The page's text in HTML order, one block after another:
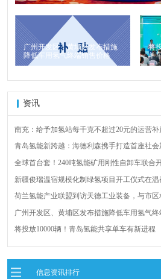
广州开发区、黄埔区发布措施
降低车用氢气终端销售价格
将
单
资讯
南充：给予加氢站每千克不超过20元的运营
性补助
青岛氢能新跨越：海德利森携手打造首座社
全球首台套！240吨氢能矿用刚性自卸车联合
新疆俊瑞温宿规模化制绿氢项目开工仪式在
荷兰氢能产业联盟到访天德工业装备，与市
广州开发区、黄埔区发布措施降低车用氢气终
将投放10000辆！青岛氢能共享单车有新进程
西南地区首套220kW高安全固态储氢燃料电
间不容错过！信息资讯排行